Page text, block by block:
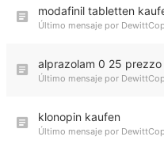
modafinil tabletten
Último mensaje por
alprazolam 0 25
Último mensaje por
klonopin kaufen
Último mensaje por